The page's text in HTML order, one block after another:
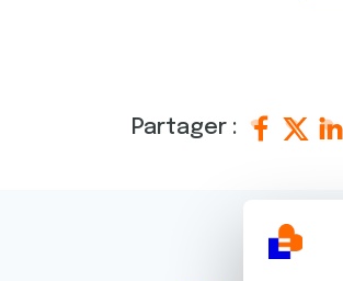
Partager :